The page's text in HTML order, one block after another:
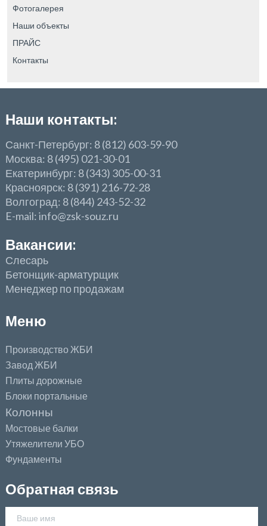
Фотогалерея
Наши объекты
ПРАЙС
Контакты
Наши контакты:
Санкт-Петербург: 8 (812) 603-59-90
Москва: 8 (495) 021-30-01
Екатеринбург: 8 (343) 305-00-31
Красноярск: 8 (391) 216-72-28
Волгоград: 8 (844) 243-52-32
E-mail: info@zsk-souz.ru
Вакансии:
Слесарь
Бетонщик-арматурщик
Менеджер по продажам
Меню
Производство ЖБИ
Завод ЖБИ
Плиты дорожные
Блоки портальные
Колонны
Мостовые балки
Утяжелители УБО
Фундаменты
Обратная связь